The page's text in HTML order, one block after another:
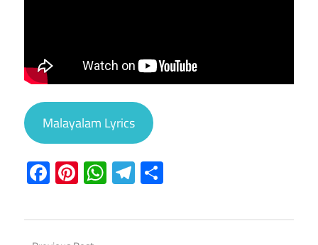
Malayalam Lyrics
Facebook
Pinterest
WhatsApp
Telegram